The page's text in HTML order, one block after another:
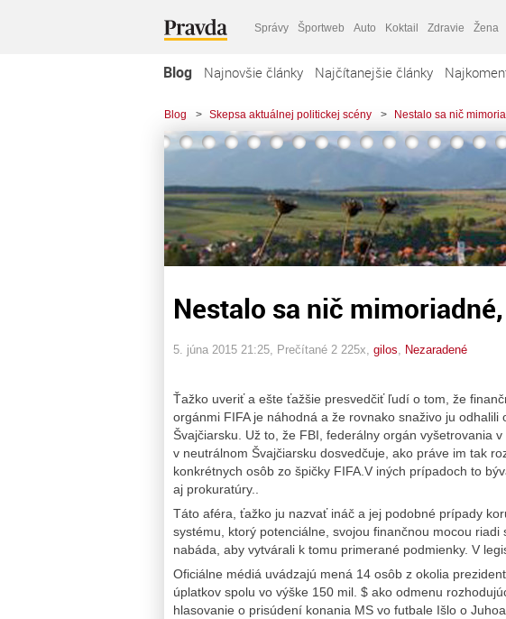
Správy Športweb Auto Koktail Zdravie Žena
Blog Najnovšie články Najčítanejšie články
Blog > Skepsa aktuálnej politickej scény > Nestalo sa nič
Nestalo sa nič
5. júna 2015 21:25 , Prečítané 2 225x, gilos Nezaradené
Ťažko uveriť a ešte ťažšie presvedčiť ľudí o tom, že
orgánmi FIFA je náhodná a že rovnako snaživo ju
Švajčiarsku. Už to, že FBI, federálny orgán vyšetrovania
v neutrálnom Švajčiarsku dosvedčuje, ako práve im tak
konkrétnych osôb zo špičky FIFA.V iných prípadoch to
aj prokuratúry..
Táto aféra, ťažko ju nazvať ináč a jej podobné prípady
systému, ktorý potenciálne, svojou finančnou mocou
nabáda, aby vytvárali k tomu primerané podmienky. V
Oficiálne médiá uvádzajú mená 14 osôb z okolia
úplatkov spolu vo výške 150 mil. $ ako odmenu
hlasovanie o prisúdení konania MS vo futbale Išlo o